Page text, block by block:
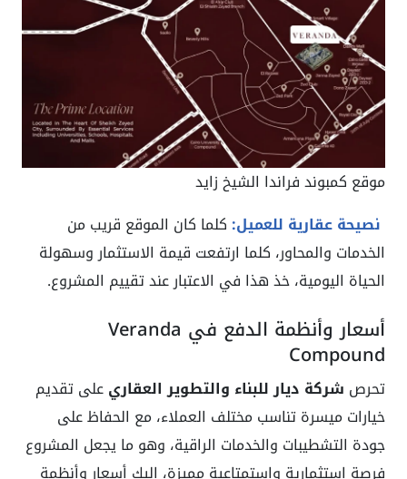
موقع كمبوند فراندا الشيخ زايد
نصيحة عقارية للعميل: كلما كان الموقع قريب من
الخدمات والمحاور، كلما ارتفعت قيمة الاستثمار وسهولة
الحياة اليومية، خذ هذا في الاعتبار عند تقييم المشروع.
أسعار وأنظمة الدفع في Veranda
Compound
تحرص شركة ديار للبناء والتطوير العقاريعلى تقديم
خيارات ميسرة تناسب مختلف العملاء، مع الحفاظ على
جودة التشطيبات والخدمات الراقية، وهو ما يجعل المشروع
فرصة استثمارية واستمتاعية مميزة، اليك أسعار وأنظمة